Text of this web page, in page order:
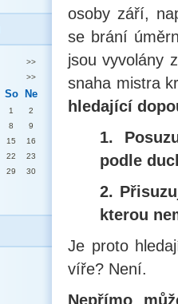
>>
>>
So Ne
1
2
8
9
15
16
22
23
29
30
osoby září,
se brání
jsou vyvolány
snaha mistra
hledající
1.
podle
2.
kterou
Je proto
víře? Není.
Nepřímo